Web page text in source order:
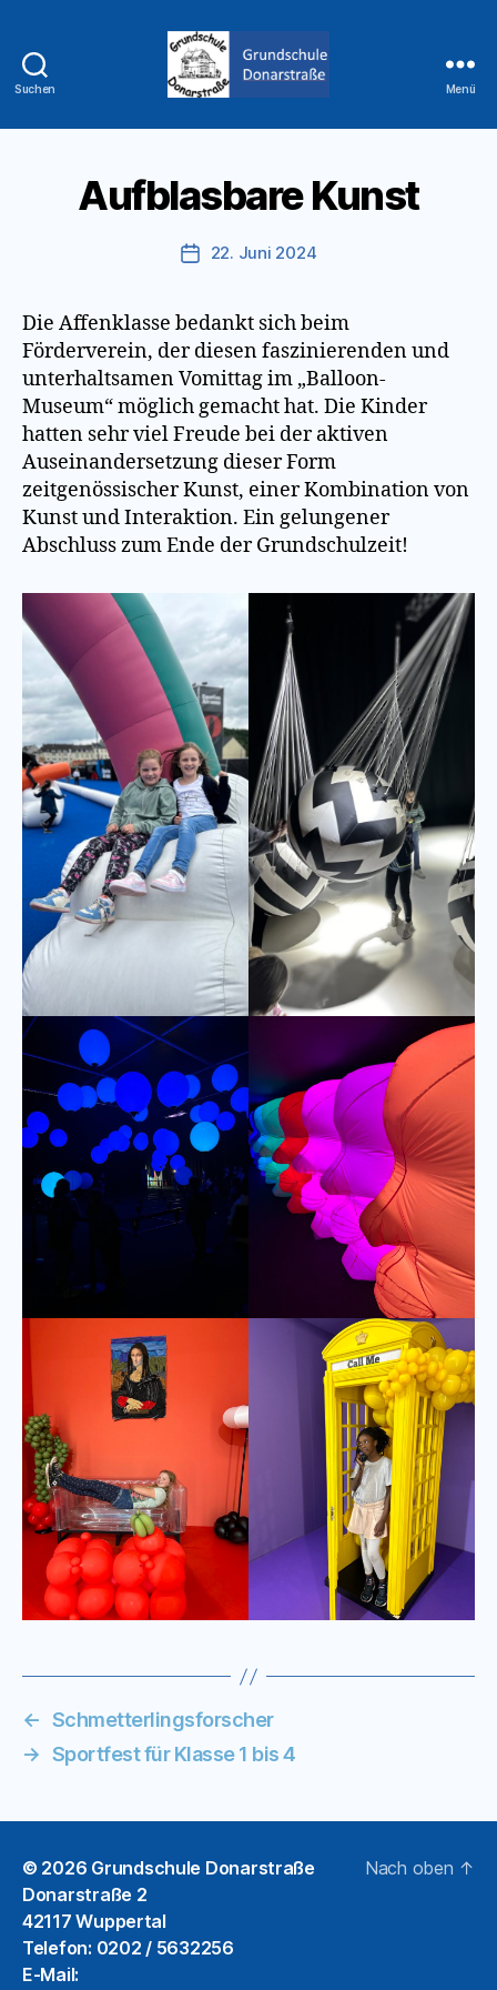
Suchen
Donarstraße
Menü
Aufblasbare Kunst
Veröffentlichungsdatum
22. Juni 2024
Die Affenklasse bedankt sich beim
Förderverein, der diesen faszinierenden und
unterhaltsamen Vomittag im „Balloon-
Museum“ möglich gemacht hat. Die Kinder
hatten sehr viel Freude bei der aktiven
Auseinandersetzung dieser Form
zeitgenössischer Kunst, einer Kombination von
Kunst und Interaktion. Ein gelungener
Abschluss zum Ende der Grundschulzeit!
← Schmetterlingsforscher
→ Sportfest für Klasse 1 bis 4
© 2026 Grundschule Donarstraße
Donarstraße 2
42117 Wuppertal
Telefon: 0202 / 5632256
E-Mail:
Nach oben ↑